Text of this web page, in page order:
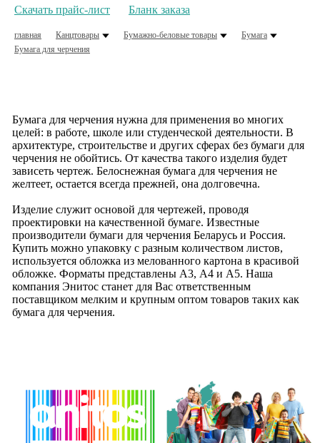
Скачать прайс-лист Бланк заказа
главная Канцтовары Бумажно-беловые товары
Бумага
Бумага для черчения
Бумага для черчения нужна для применения во многих
целей: в работе, школе или студенческой деятельности. В
архитектуре, строительстве и других сферах без бумаги для
черчения не обойтись. От качества такого изделия будет
зависеть чертеж. Белоснежная бумага для черчения не
желтеет, остается всегда прежней, она долговечна.
Изделие служит основой для чертежей, проводя
проектировки на качественной бумаге. Известные
производители бумаги для черчения Беларусь и Россия.
Купить можно упаковку с разным количеством листов,
используется обложка из мелованного картона в красивой
обложке. Форматы представлены А3, А4 и А5. Наша
компания Энитос станет для Вас ответственным
поставщиком мелким и крупным оптом товаров таких как
бумага для черчения.